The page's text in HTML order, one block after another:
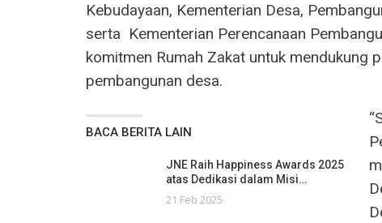
Kebudayaan, Kementerian Desa,
serta Kementerian Perencanaan
komitmen Rumah Zakat untuk mendukung
pembangunan desa.
BACA BERITA LAIN
JNE Raih Happiness Awards 2025
atas Dedikasi dalam Misi…
21 Feb 2025